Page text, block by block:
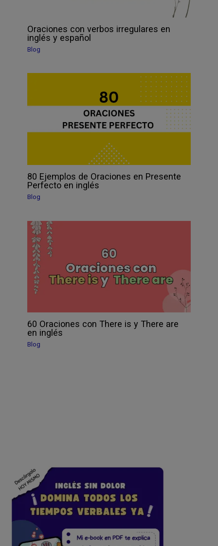
Oraciones con verbos irregulares en
inglés y español
Blog
80 Ejemplos de Oraciones en Presente
Perfecto en inglés
Blog
60 Oraciones con There is y There are
en inglés
Blog